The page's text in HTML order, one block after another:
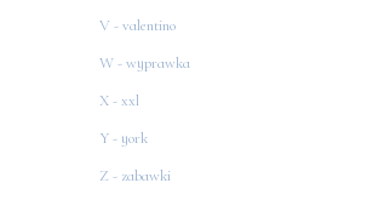
V - valentino
W - wyprawka
X - xxl
Y - york
Z - zabawki